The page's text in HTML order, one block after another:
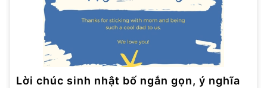
Lời chúc sinh nhật bố ngắn gọn, ý nghĩa